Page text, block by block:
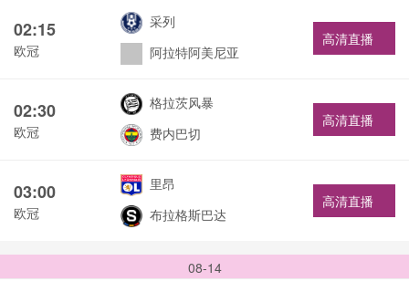
02:15
欧冠
采列
阿拉特阿美尼亚
高清直播
02:30
欧冠
格拉茨风暴
费内巴切
高清直播
03:00
欧冠
里昂
布拉格斯巴达
高清直播
08-14